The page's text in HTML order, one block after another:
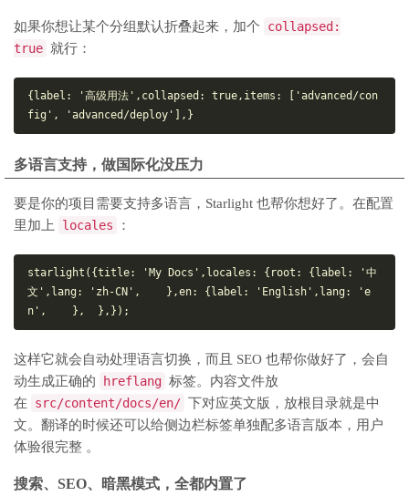
如果你想让某个分组默认折叠起来，加个
collapsed:
true 就行：
{ label : '高级用法' , collapsed : true, items : [
'advanced/con
fig' , 'advanced/deploy' ], }
多语言支持，做国际化没压力
要是你的项目需要支持多语言，Starlight 也帮你想好了。在配置
里加上
locales ：
starlight({title: 'My Docs' , locales : { root : { label :
'中
文' , lang : 'zh-CN' , },en: { label : 'English' , lang :
'e
n' , }, }, });
这样它就会自动处理语言切换，而且 SEO 也帮你做好了，会自
动生成正确的
hreflang 标签。内容文件放
在
src/content/docs/en/ 下对应英文版，放根目录就是中
文。翻译的时候还可以给侧边栏标签单独配多语言版本，用户
体验很完整 。
搜索、SEO、暗黑模式，全都内置了